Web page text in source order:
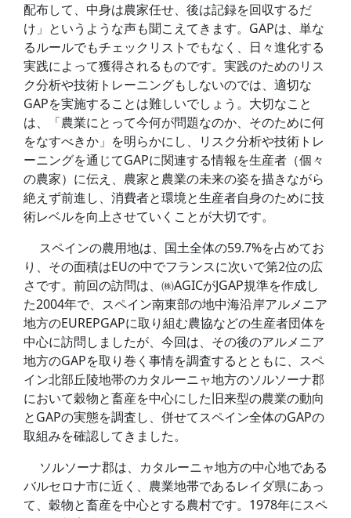
配布して、中身は農家任せ、後は記録を回収するだ
け」というような声も聞こえてきます。GAPは、単な
るルールでもチェックリストでもなく、日々進化する
実践によって獲得されるものです。実践のためのリス
ク分析や技術トレーニングもしないのでは、適切な
GAPを実施することは難しいでしょう。大切なこと
は、「農業にとって今何が問題なのか、そのために何
をなすべきか」を明らかにし、リスク分析や技術トレ
ーニングを通じてGAPに関連する情報を生産者（個々
の農家）に伝え、農家と農業の未来の姿を描きながら
絶えず前進し、消費者と環境と生産者自身のために技
術レベルを向上させていくことが大切です。
スペインの農用地は、国土全体の59.7%を占めてお
り、その面積はEUの中でフランスに次いで第2位の広
さです。前回の訪問は、㈱AGICがJGAP規準を作成し
た2004年で、スペイン南東部の地中海沿岸アルメニア
地方のEUREPGAPに取り組む農協などの生産者団体を
中心に訪問しましたが、今回は、その後のアルメニア
地方のGAPを取り巻く事情を調査するとともに、スペ
イン北部丘陵地帯のカタルーニャ地方のソルソーナ郡
において穀物と畜産を中心にした旧来型の農業の動向
とGAPの実態を調査し、併せてスペイン全体のGAPの
取組みを確認してきました。
ソルソーナ郡は、カタルーニャ地方の中心地である
バルセロナ市に近く、農業地帯であるレイダ県にあっ
て、穀物と畜産を中心とする農村です。1978年にスペ